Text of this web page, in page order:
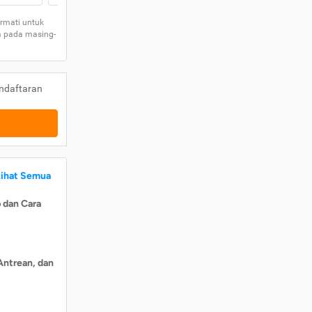
untuk
pada masing-
Semua
Cara
dan